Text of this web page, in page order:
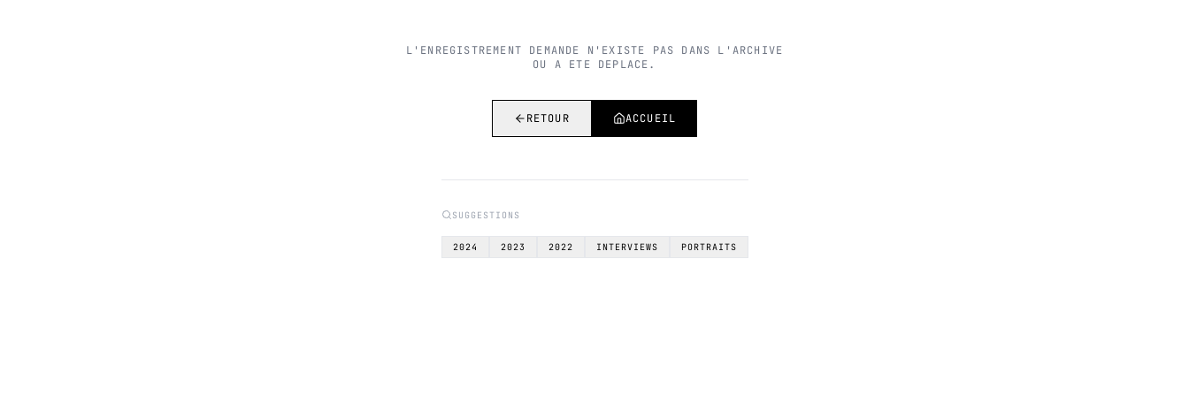
L'ENREGISTREMENT DEMANDE N'EXISTE PAS DANS L'ARCHIVE
OU A ETE DEPLACE.
RETOUR ACCUEIL
SUGGESTIONS
2024 2023 2022 INTERVIEWS PORTRAITS